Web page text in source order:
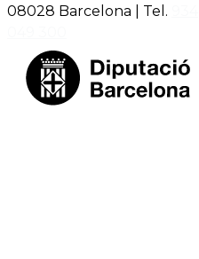
08028 Barcelona | Tel.